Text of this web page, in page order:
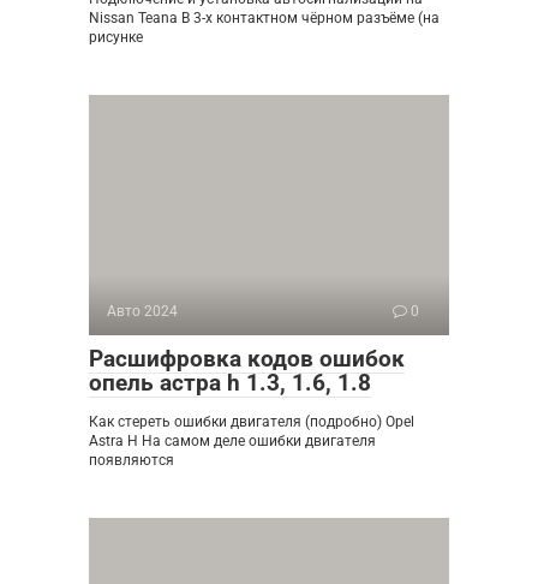
Nissan Teana В 3-х контактном чёрном разъёме (на
рисунке
Авто 2024 0
Расшифровка кодов ошибок
опель астра h 1.3, 1.6, 1.8
Как стереть ошибки двигателя (подробно) Opel
Astra H На самом деле ошибки двигателя
появляются